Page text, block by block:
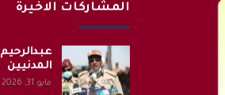
المشاركات الاخيرة
المدنيين
مايو 31, 2026